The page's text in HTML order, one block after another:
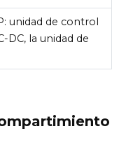
unidad de control
DC, la unidad de